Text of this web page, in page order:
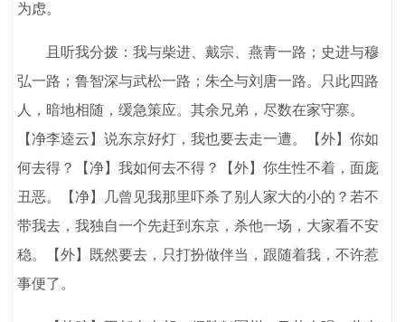
为虑。
且听我分拨：我与柴进、戴宗、燕青一路；史进与穆
弘一路；鲁智深与武松一路；朱仝与刘唐一路。只此四路
人，暗地相随，缓急策应。其余兄弟，尽数在家守寨。
【净李逵云】说东京好灯，我也要去走一遭。【外】你如
何去得？【净】我如何去不得？【外】你生性不着，面庞
丑恶。【净】几曾见我那里吓杀了别人家大的小的？若不
带我去，我独自一个先赶到东京，杀他一场，大家看不安
稳。【外】既然要去，只打扮做伴当，跟随着我，不许惹
事便了。